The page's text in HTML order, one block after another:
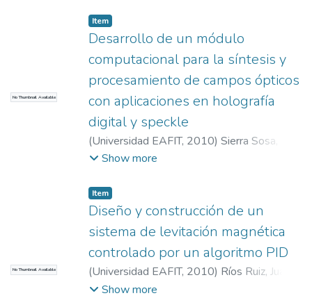
producto confiable y preciso a empresas
que trabajen en diferentes áreas como:
farmacéutica, cosmética, textil, tintes y
muchas otras que requiere dichas pruebas -
- En el trabajo se realiza un estudio de las
fuentes de luz y técnicas de sensado que
pueden ser utilizadas en la construcción del
sistema de iluminación para las cámaras
climáticas -- Además se plantean unas
como ejemplo para realizar un prototipo
funcional
No Thumbnail Available
Item
Desarrollo de un módulo
computacional para la síntesis y
procesamiento de campos ópticos
con aplicaciones en holografía
digital y speckle
(Universidad EAFIT, 2010) Sierra Sosa,
Daniel Esteban
Show more
No Thumbnail Available
Item
Diseño y construcción de un
sistema de levitación magnética
controlado por un algoritmo PID
(Universidad EAFIT, 2010) Ríos Ruiz, Juan
David;Velásquez Torres, Álvaro Andrés
Show more